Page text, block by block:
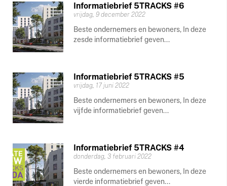
Informatiebrief 5TRACKS #6
vrijdag, 9 december 2022
Beste ondernemers en bewoners, In deze
zesde informatiebrief geven...
Informatiebrief 5TRACKS #5
vrijdag, 17 juni 2022
Beste ondernemers en bewoners, In deze
vijfde informatiebrief geven...
Informatiebrief 5TRACKS #4
donderdag, 3 februari 2022
Beste ondernemers en bewoners, In deze
vierde informatiebrief geven...